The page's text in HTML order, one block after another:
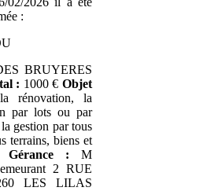
:
BRUYERES
: 1000 €Objet
rénovation, la
par lots ou par
gestion par tous
terrains, biens et
Gérance : M
2 RUE
LES LILAS